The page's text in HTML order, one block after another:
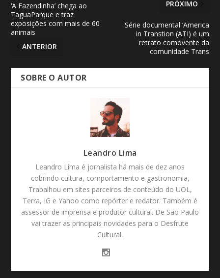
‘A Fazendinha’ chega ao
TaguaParque e traz
exposições com mais de 60
animais
ANTERIOR
PRÓXIMO
Série documental ‘America
in Transtion (ATI) é um
retrato comovente da
comunidade Trans
SOBRE O AUTOR
Leandro Lima
Leandro Lima é jornalista há mais de dez anos
cobrindo cultura, comportamento e gastronomia,
Trabalhou em sites parceiros de conteúdo do UOL,
Terra, IG e Yahoo como repórter e redator. Também é
assessor de imprensa e produtor cultural. De São Paulo
vai trazer as principais novidades para o Desfrute
Cultural.